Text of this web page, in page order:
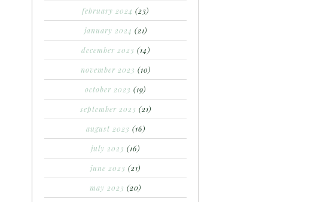
february 2024 (23)
january 2024 (21)
december 2023 (14)
november 2023 (10)
october 2023 (19)
september 2023 (21)
august 2023 (16)
july 2023 (16)
june 2023 (21)
may 2023 (20)